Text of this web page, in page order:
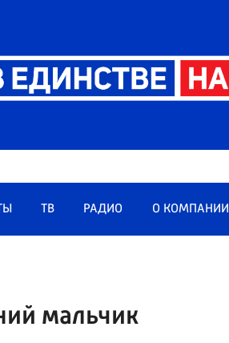
ТВ РАДИО О КОМПАНИИ
мальчик